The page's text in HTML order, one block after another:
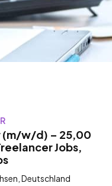
(m/w/d) – 25,00
Jobs,
Deutschland